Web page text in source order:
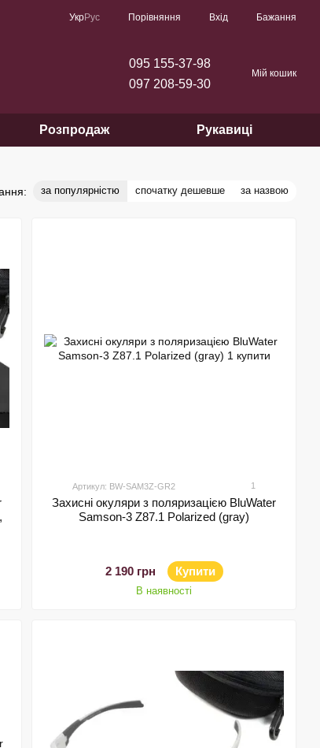
УкрРус Порівняння Вхід Бажання
095 155-37-98
097 208-59-30
Мій кошик
Розпродаж Рукавиці
за популярністю спочатку дешевше за назвою
Артикул: BW-SAM3Z-GR2 1
Захисні окуляри з поляризацією BluWater
Samson-3 Z87.1 Polarized (gray)
2 190 грн Купити
В наявності